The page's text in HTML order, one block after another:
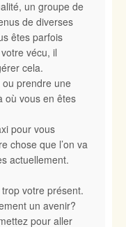
un groupe de
de diverses
êtes parfois
vécu, il
cela.
prendre une
où vous en êtes
pour vous
chose que l’on va
actuellement.
votre présent.
un avenir?
pour aller